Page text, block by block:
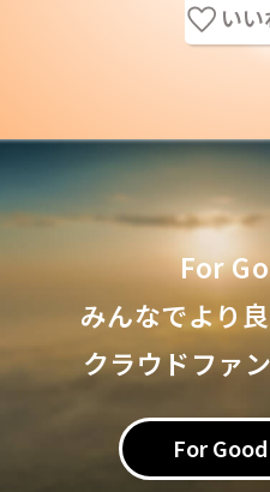
い
For
みんなでより
クラウドファ
For